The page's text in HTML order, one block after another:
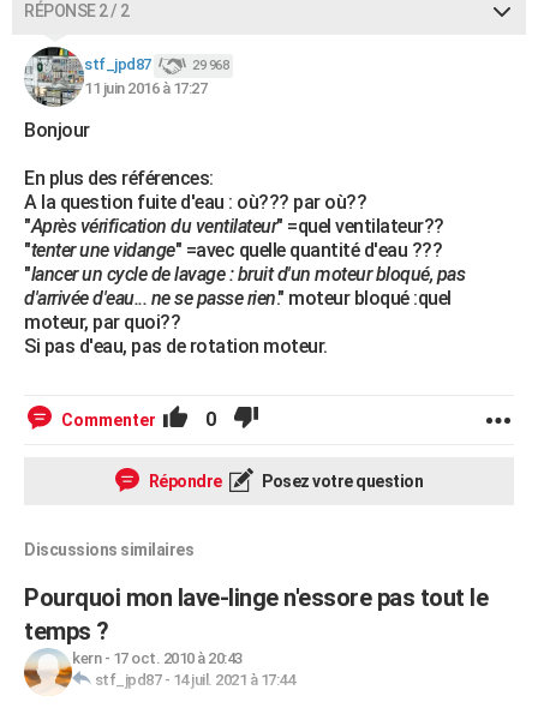
RÉPONSE 2 / 2
stf_jpd87 29 968
11 juin 2016 à 17:27
Bonjour
En plus des références:
A la question fuite d'eau : où??? par où??
"Après vérification du ventilateur" =quel ventilateur??
"tenter une vidange" =avec quelle quantité d'eau ???
"lancer un cycle de lavage : bruit d'un moteur bloqué, pas
d'arrivée d'eau... ne se passe rien." moteur bloqué :quel
moteur, par quoi??
Si pas d'eau, pas de rotation moteur.
Commenter 0
Répondre Posez votre question
Discussions similaires
Pourquoi mon lave-linge n'essore pas tout le
temps ?
kern- 17 oct. 2010 à 20:43
stf_jpd87- 14 juil. 2021 à 17:44